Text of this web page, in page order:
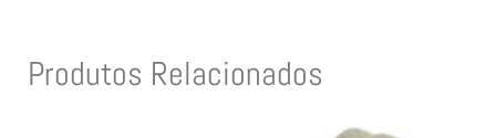
Produtos Relacionados